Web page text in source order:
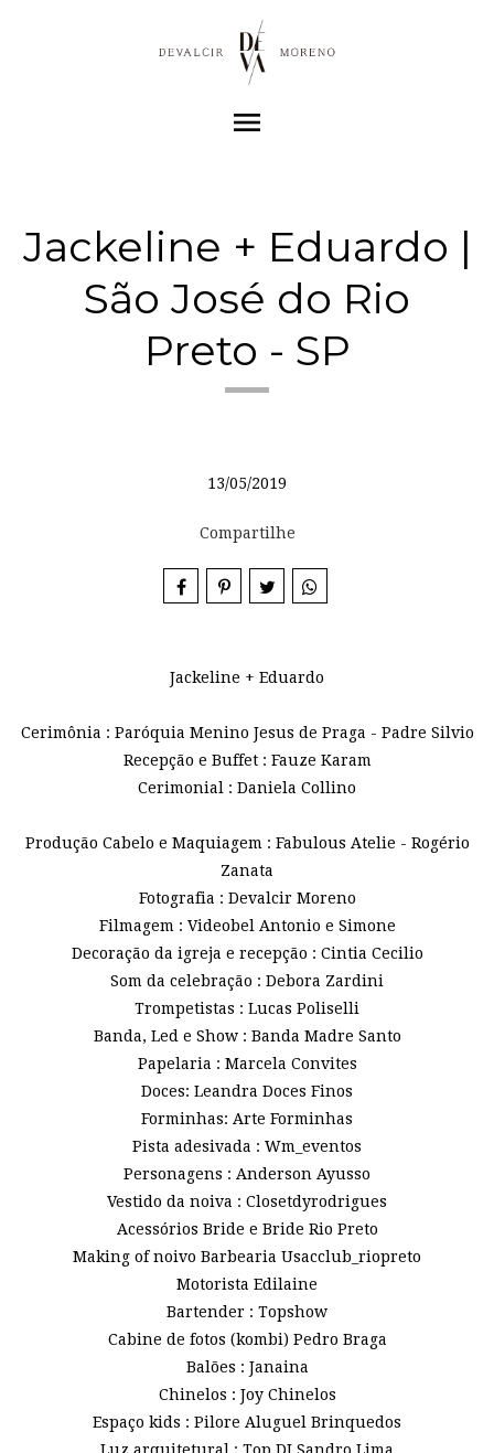
menu
Jackeline + Eduardo |
São José do Rio
Preto - SP
13/05/2019
Compartilhe
Jackeline + Eduardo
Cerimônia : Paróquia Menino Jesus de Praga - Padre Silvio
Recepção e Buffet : Fauze Karam
Cerimonial : Daniela Collino
Produção Cabelo e Maquiagem : Fabulous Atelie - Rogério
Zanata
Fotografia : Devalcir Moreno
Filmagem : Videobel Antonio e Simone
Decoração da igreja e recepção : Cintia Cecilio
Som da celebração : Debora Zardini
Trompetistas : Lucas Poliselli
Banda, Led e Show : Banda Madre Santo
Papelaria : Marcela Convites
Doces: Leandra Doces Finos
Forminhas: Arte Forminhas
Pista adesivada : Wm_eventos
Personagens : Anderson Ayusso
Vestido da noiva : Closetdyrodrigues
Acessórios Bride e Bride Rio Preto
Making of noivo Barbearia Usacclub_riopreto
Motorista Edilaine
Bartender : Topshow
Cabine de fotos (kombi) Pedro Braga
Balões : Janaina
Chinelos : Joy Chinelos
Espaço kids : Pilore Aluguel Brinquedos